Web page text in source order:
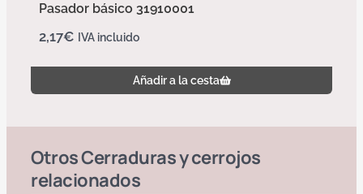
Pasador básico 31910001
2,17€ IVA incluido
Añadir a la cesta
OtrosCerraduras y cerrojos
relacionados